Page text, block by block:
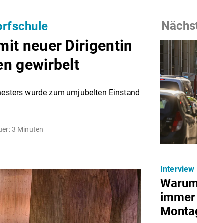
neuer Dirigentin
gewirbelt
wurde zum umjubelten Einstand
3 Minuten